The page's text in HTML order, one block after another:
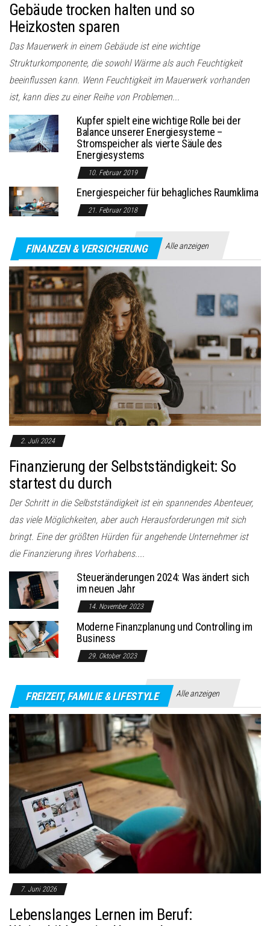
Gebäude trocken halten und so
Heizkosten sparen
Das Mauerwerk in einem Gebäude ist eine wichtige
Strukturkomponente, die sowohl Wärme als auch Feuchtigkeit
beeinflussen kann. Wenn Feuchtigkeit im Mauerwerk vorhanden
ist, kann dies zu einer Reihe von Problemen...
Kupfer spielt eine wichtige Rolle bei der
Balance unserer Energiesysteme –
Stromspeicher als vierte Säule des
Energiesystems
10. Februar 2019
Energiespeicher für behagliches Raumklima
21. Februar 2018
FINANZEN & VERSICHERUNG Alle anzeigen
2. Juli 2024
Finanzierung der Selbstständigkeit: So
startest du durch
Der Schritt in die Selbstständigkeit ist ein spannendes Abenteuer,
das viele Möglichkeiten, aber auch Herausforderungen mit sich
bringt. Eine der größten Hürden für angehende Unternehmer ist
die Finanzierung ihres Vorhabens....
Steueränderungen 2024: Was ändert sich
im neuen Jahr
14. November 2023
Moderne Finanzplanung und Controlling im
Business
29. Oktober 2023
FREIZEIT, FAMILIE & LIFESTYLE Alle anzeigen
7. Juni 2026
Lebenslanges Lernen im Beruf: